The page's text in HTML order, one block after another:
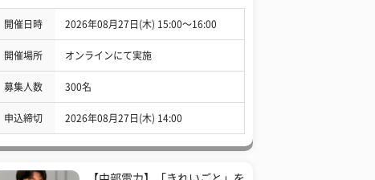
開催日時 2026年08月27日(木) 15:00〜16:00
開催場所 オンラインにて実施
募集人数 300名
申込締切 2026年08月27日(木) 14:00